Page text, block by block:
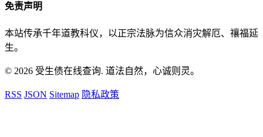
免责声明
本站传承千年道教科仪，以正宗法脉为信众消灾解厄、禳福延
生。
© 2026 受生债在线查询. 道法自然，心诚则灵。
RSS JSON Sitemap 隐私政策